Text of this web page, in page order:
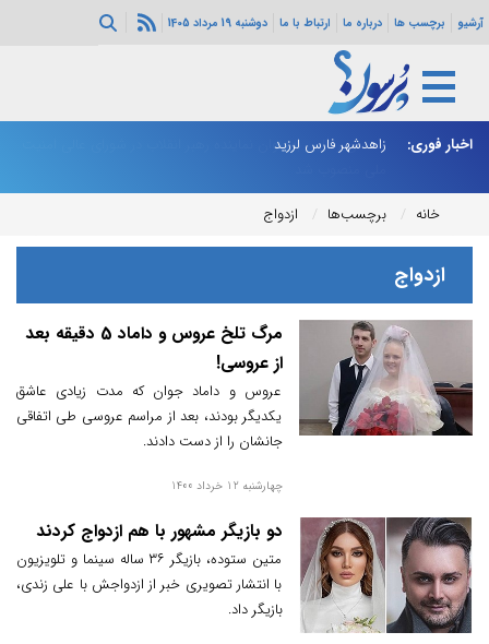
آرشیو برچسب ها درباره ما ارتباط با ما دوشنبه 19 مرداد 1405
اخبار فوری:
عالی امنیت زاهدشهر فارس لرزید
خانه برچسب‌ها ازدواج
ازدواج
مرگ تلخ عروس و داماد 5 دقیقه بعد
از عروسی!
عروس و داماد جوان که مدت زیادی عاشق
یکدیگر بودند، بعد از مراسم عروسی طی اتفاقی
جانشان را از دست دادند.
چهارشنبه 12 خرداد 1400
دو بازیگر مشهور با هم ازدواج کردند
متین ستوده، بازیگر ۳۶ ساله سینما و تلویزیون
با انتشار تصویری خبر از ازدواجش با علی زندی،
بازیگر داد.